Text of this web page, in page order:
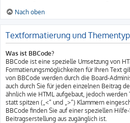
Nach oben
Textformatierung und
Was ist BBCode?
BBCode ist eine spezielle Umsetzung von
Formatierungsmöglichkeiten für Ihren Text
von BBCode werden durch die Board-
auch durch Sie für jeden einzelnen Beitrag
ähnlich wie HTML aufgebaut, jedoch werden
statt spitzen („<“ und „>“) Klammern
BBCode finden Sie auf einer speziellen
Beitragserstellung aus zugänglich ist.